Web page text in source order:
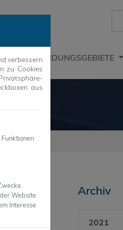
verbessern
zu Cookies
aus
Website
Interesse
ANWENDUNGSGEBIETE
Archiv
2021